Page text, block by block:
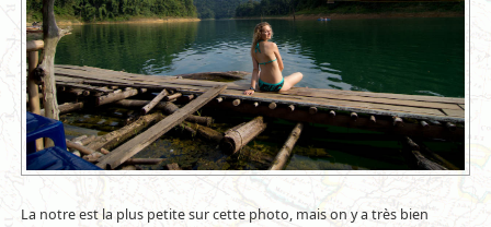
La notre est la plus petite sur cette photo, mais on y a très bien